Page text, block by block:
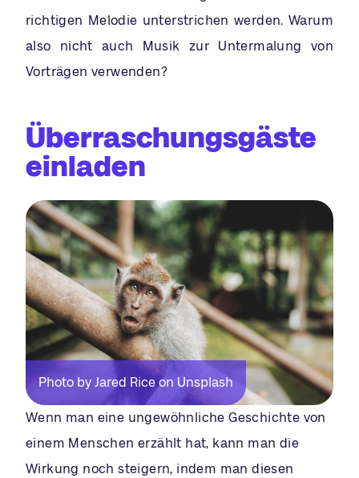
richtigen Melodie unterstrichen werden. Warum
also nicht auch Musik zur Untermalung von
Vorträgen verwenden?
Überraschungsgäste
einladen
Photo by Jared Rice on Unsplash
Wenn man eine ungewöhnliche Geschichte von
einem Menschen erzählt hat, kann man die
Wirkung noch steigern, indem man diesen